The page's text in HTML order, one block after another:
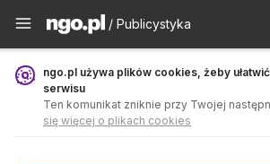
Publicystyka - ngo.pl
/ Publicystyka
ngo.pl używa plików cookies, żeby
serwisu
Ten komunikat zniknie przy Twojej
się więcej o plikach cookies